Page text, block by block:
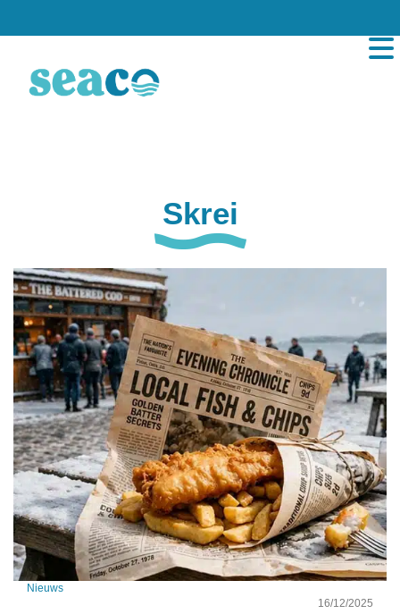
Skrei
Nieuws
16/12/2025